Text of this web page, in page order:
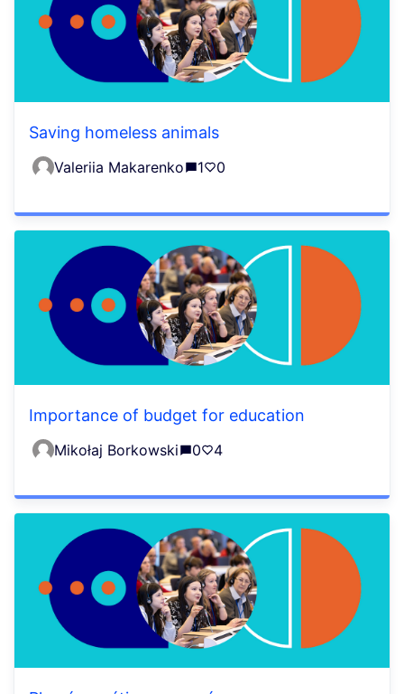
Saving homeless animals
Valeriia Makarenko 1 0
Importance of budget for education
Mikołaj Borkowski 0 4